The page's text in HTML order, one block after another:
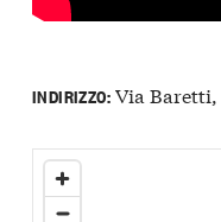
INDIRIZZO:Via Baretti,